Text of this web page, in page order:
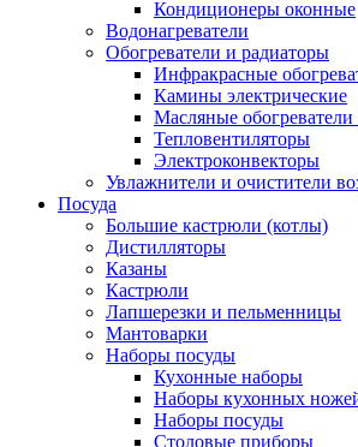
Кондиционеры оконные
Водонагреватели
Обогреватели и радиаторы
Инфракрасные
Камины электрические
Масляные
Тепловентиляторы
Электроконвекторы
Увлажнители и очистители
Посуда
Большие кастрюли (котлы)
Дистилляторы
Казаны
Кастрюли
Лапшерезки и пельменницы
Мантоварки
Наборы посуды
Кухонные наборы
Наборы кухонных
Наборы посуды
Столовые приборы